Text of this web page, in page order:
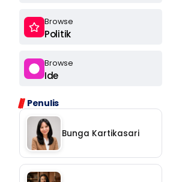
Langganan
Browse
Politik
Browse
Ide
Penulis
Bunga Kartikasari